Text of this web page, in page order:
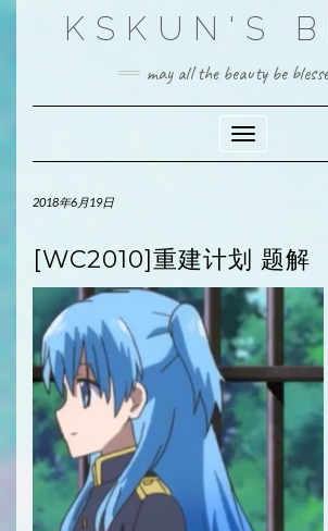
Skip
KSKUN'S
may all the beauty be
Toggle
2018年6月19日
[WC2010]重建计划 题解